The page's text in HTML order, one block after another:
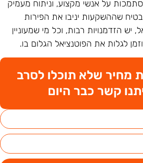
על אנשי מקצוע, וניתוח מעמיק
שההשקעות יניבו את הפירות
הזדמנויות רבות, וכל מי שמעוניין
לגלות את הפוטנציאל הגלום בו.
מחיר שלא תוכלו לסרב
קשר כבר היום